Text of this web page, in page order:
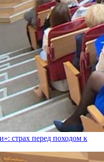
страх перед походом к